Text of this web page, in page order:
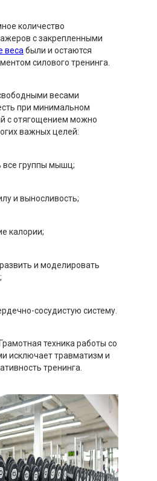
количество
с закрепленными
веса были и остаются
силового тренинга.
весами
при минимальном
с отягощением можно
важных целей:
все группы мышц;
и выносливость;
калории;
и моделировать
сосудистую систему.
техника работы со
исключает травматизм и
тренинга.